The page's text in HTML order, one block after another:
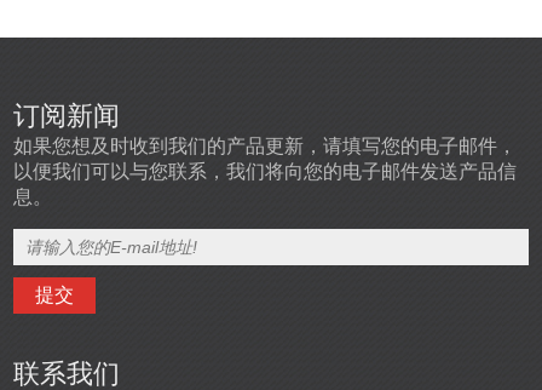
订阅新闻
如果您想及时收到我们的产品更新，请填写您的电子邮件，
以便我们可以与您联系，我们将向您的电子邮件发送产品信
息。
联系我们